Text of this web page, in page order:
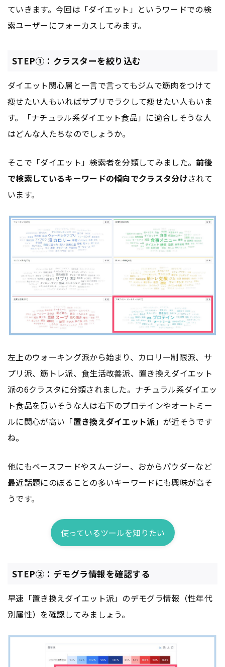
ていきます。今回は「ダイエット」というワードでの検
索ユーザーにフォーカスしてみます。
STEP①：クラスターを絞り込む
ダイエット関心層と一言で言ってもジムで筋肉をつけて
痩せたい人もいればサプリでラクして痩せたい人もいま
す。「ナチュラル系ダイエット食品」に適合しそうな人
はどんな人たちなのでしょうか。
そこで「ダイエット」検索者を分類してみました。 前後
で検索しているキーワードの傾向でクラスタ分けされて
います。
左上のウォーキング派から始まり、カロリー制限派、サ
プリ派、筋トレ派、食生活改善派、置き換えダイエット
派の6クラスタに分類されました。ナチュラル系ダイエッ
ト食品を買いそうな人は右下のプロテインやオートミー
ルに関心が高い「置き換えダイエット派」が近そうです
ね。
他にもベースフードやスムージー、おからパウダーなど
最近話題にのぼることの多いキーワードにも興味が高そ
うです。
使っているツールを知りたい
STEP②：デモグラ情報を確認する
早速「置き換えダイエット派」のデモグラ情報（性年代
別属性）を確認してみましょう。